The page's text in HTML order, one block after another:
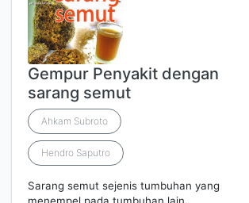
Gempur Penyakit dengan
sarang semut
Ahkam Subroto
Hendro Saputro
Sarang semut sejenis tumbuhan yang